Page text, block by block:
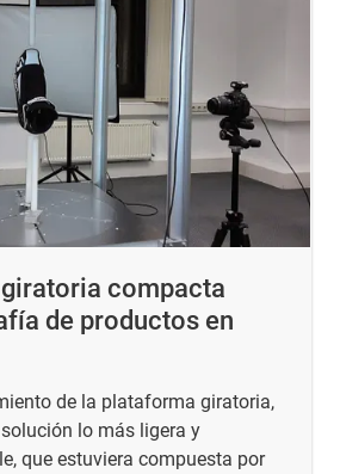
compacta
de productos en
de la plataforma giratoria,
lo más ligera y
que estuviera compuesta por